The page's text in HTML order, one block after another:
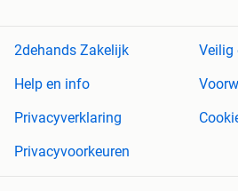
2dehands Zakelijk
Veilig
Help en info
Privacyverklaring
Privacyvoorkeuren